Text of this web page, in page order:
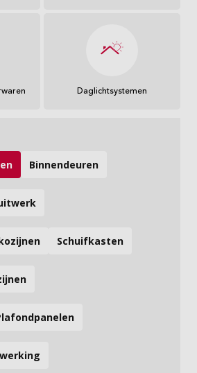
Daglichtsystemen
Binnendeuren
Schuifkasten